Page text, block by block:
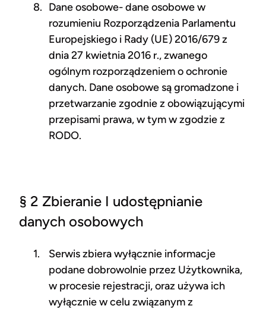
Dane osobowe- dane osobowe w
rozumieniu Rozporządzenia Parlamentu
Europejskiego i Rady (UE) 2016/679 z
dnia 27 kwietnia 2016 r., zwanego
ogólnym rozporządzeniem o ochronie
danych. Dane osobowe są gromadzone i
przetwarzanie zgodnie z obowiązującymi
przepisami prawa, w tym w zgodzie z
RODO.
§ 2 Zbieranie I udostępnianie
danych osobowych
Serwis zbiera wyłącznie informacje
podane dobrowolnie przez Użytkownika,
w procesie rejestracji, oraz używa ich
wyłącznie w celu związanym z